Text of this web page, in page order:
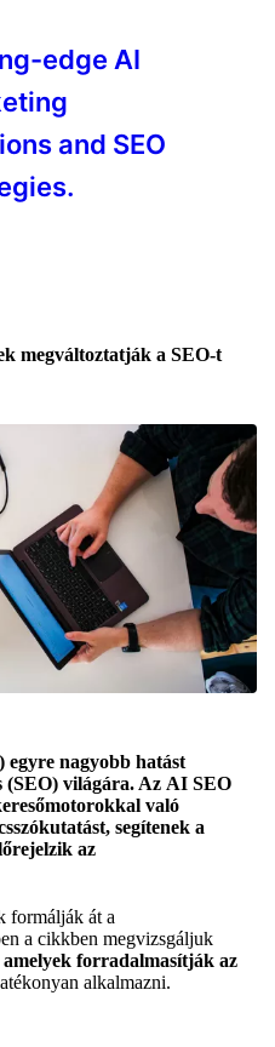
edge AI
and SEO
megváltoztatják a SEO-t
egyre nagyobb hatást
(SEO) világára. Az AI SEO
való
segítenek a
az
formálják át a
a cikkben megvizsgáljuk
forradalmasítják az
alkalmazni.